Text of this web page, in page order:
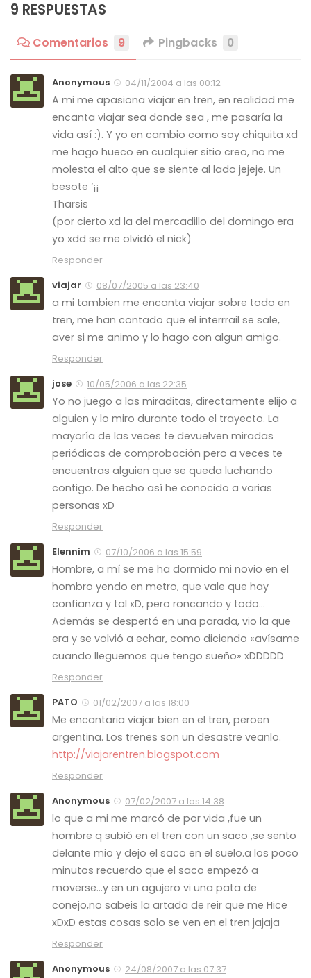
9 RESPUESTAS
Comentarios 9 Pingbacks 0
Anonymous 04/11/2004 a las 00:12
A mi me apasiona viajar en tren, en realidad me
encanta viajar sea donde sea , me pasaría la
vida así :). Y yo en cambio como soy chiquita xd
me hago hueco en cualquier sitio creo, no me
molesta el alto que se siente al lado jejeje. Un
besote ‘¡¡
Tharsis
(por cierto xd la del mercadillo del domingo era
yo xdd se me olvidó el nick)
Responder
viajar
08/07/2005 a las 23:40
a mi tambien me encanta viajar sobre todo en
tren, me han contado que el interrrail se sale,
aver si me animo y lo hago con algun amigo.
Responder
jose
10/05/2006 a las 22:35
Yo no juego a las miraditas, directamente elijo a
alguien y lo miro durante todo el trayecto. La
mayoría de las veces te devuelven miradas
periódicas de comprobación pero a veces te
encuentras alguien que se queda luchando
contigo. De hecho así he conocido a varias
personas xD
Responder
Elennim
07/10/2006 a las 15:59
Hombre, a mí se me ha dormido mi novio en el
hombro yendo en metro, que vale que hay
confianza y tal xD, pero roncando y todo…
Además se despertó en una parada, vio la que
era y se volvió a echar, como diciendo «avísame
cuando lleguemos que tengo sueño» xDDDDD
Responder
PATO
01/02/2007 a las 18:00
Me encantaria viajar bien en el tren, peroen
argentina. Los trenes son un desastre veanlo.
http://viajarentren.blogspot.com
Responder
Anonymous
07/02/2007 a las 14:38
lo que a mi me marcó de por vida ,fue un
hombre q subió en el tren con un saco ,se sento
delante mio y dejo el saco en el suelo.a los poco
minutos recuerdo que el saco empezó a
moverse…y en un agujero vi una pata de
conejo,no sabeis la artada de reir que me Hice
xDxD estas cosas solo se ven en el tren jajaja
Responder
Anonymous
24/08/2007 a las 07:37